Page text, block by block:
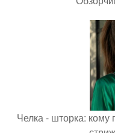
Челка - шторка: кому